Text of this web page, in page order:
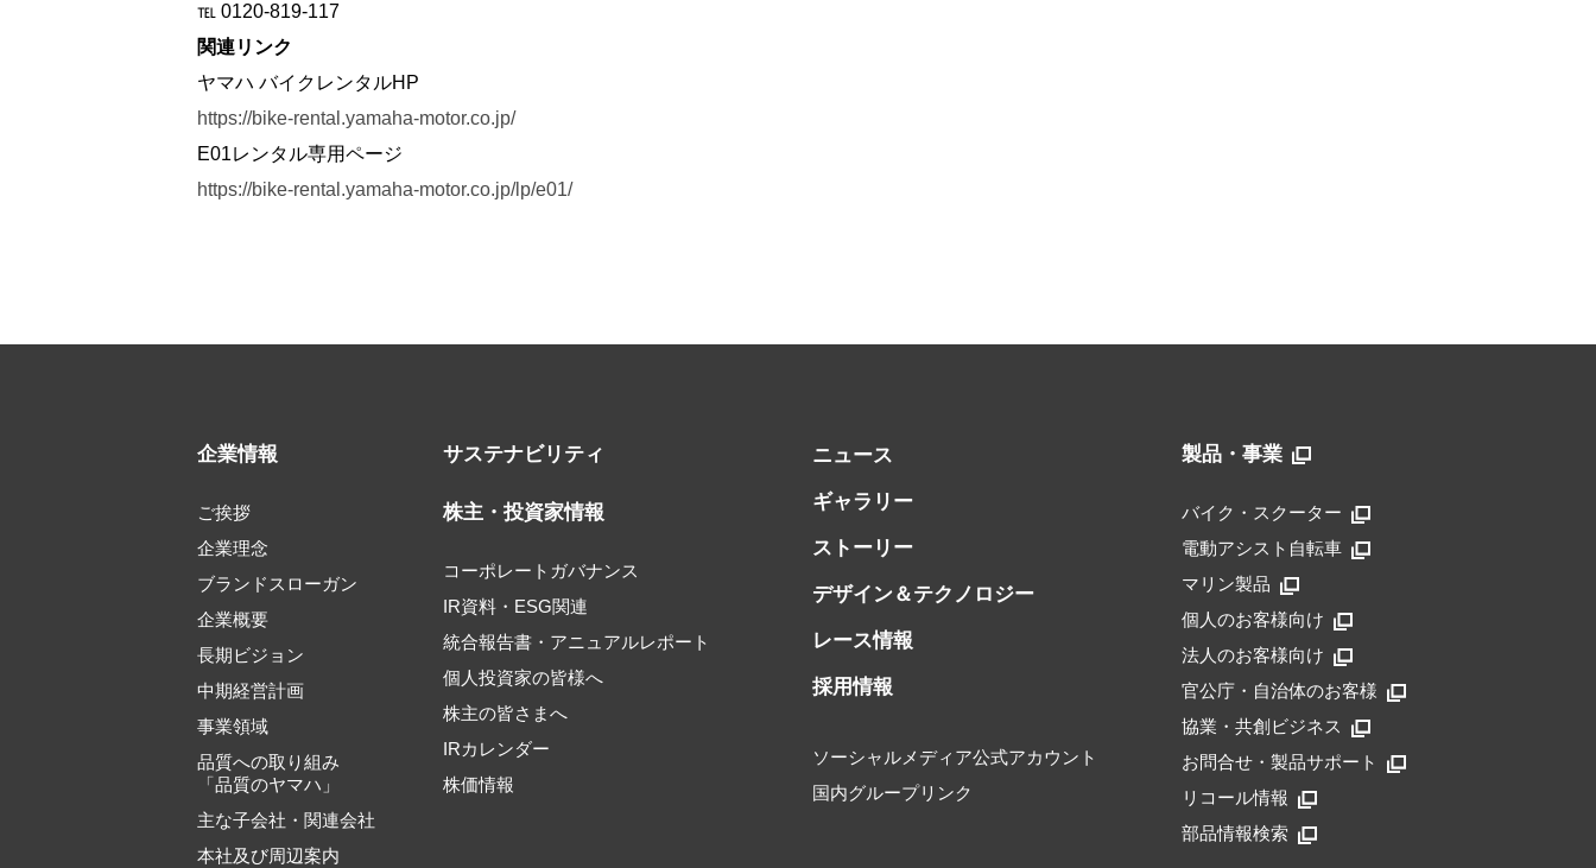
℡ 0120-819-117
関連リンク
ヤマハ バイクレンタルHP
https://bike-rental.yamaha-motor.co.jp/
E01レンタル専用ページ
https://bike-rental.yamaha-motor.co.jp/lp/e01/
企業情報
ご挨拶
企業理念
ブランドスローガン
企業概要
長期ビジョン
中期経営計画
事業領域
品質への取り組み
「品質のヤマハ」
主な子会社・関連会社
本社及び周辺案内
サステナビリティ
株主・投資家情報
コーポレートガバナンス
IR資料・ESG関連
統合報告書・アニュアルレポート
個人投資家の皆様へ
株主の皆さまへ
IRカレンダー
株価情報
ニュース
ギャラリー
ストーリー
デザイン＆テクノロジー
レース情報
採用情報
ソーシャルメディア公式アカウント
国内グループリンク
製品・事業
バイク・スクーター
電動アシスト自転車
マリン製品
個人のお客様向け
法人のお客様向け
官公庁・自治体のお客様
協業・共創ビジネス
お問合せ・製品サポート
リコール情報
部品情報検索